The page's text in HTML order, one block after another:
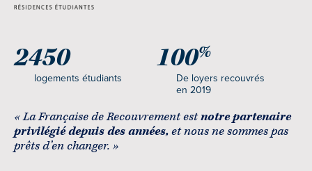
logements étudiants
2450
De loyers recouvrés
en 2019
100%
« La Française de Recouvrement estnotre partenaire
privilégié depuis des années,et nous ne sommes pas
prêts d’en changer. »